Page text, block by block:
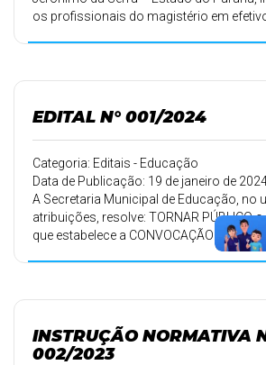
os profissionais do magistério em
EDITAL N° 001/2024
Categoria: Editais - Educação
Data de Publicação: 19 de janeiro de
A Secretaria Municipal de Educação, no
atribuições, resolve: TORNAR PÚBLICO
que estabelece a CONVOCAÇÃO PARA
INSTRUÇÃO NORMATIVA
002/2023